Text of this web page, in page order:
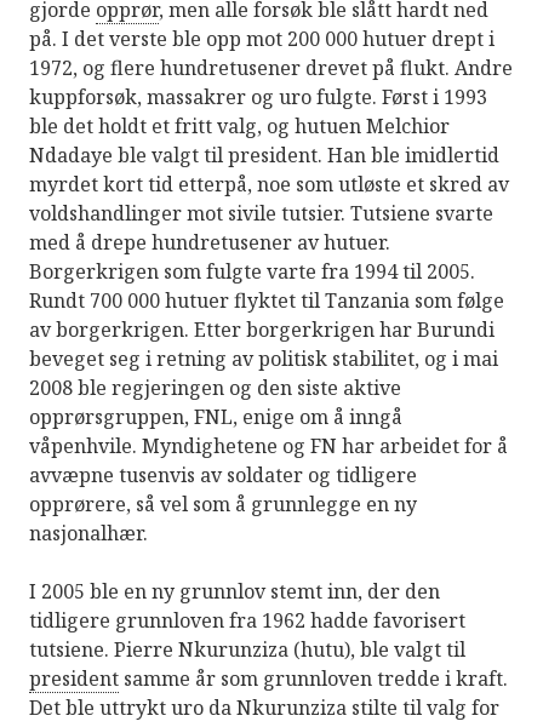
gjorde opprør, men alle forsøk ble slått hardt ned
på. I det verste ble opp mot 200 000 hutuer drept i
1972, og flere hundretusener drevet på flukt. Andre
kuppforsøk, massakrer og uro fulgte. Først i 1993
ble det holdt et fritt valg, og hutuen Melchior
Ndadaye ble valgt til president. Han ble imidlertid
myrdet kort tid etterpå, noe som utløste et skred av
voldshandlinger mot sivile tutsier. Tutsiene svarte
med å drepe hundretusener av hutuer.
Borgerkrigen som fulgte varte fra 1994 til 2005.
Rundt 700 000 hutuer flyktet til Tanzania som følge
av borgerkrigen. Etter borgerkrigen har Burundi
beveget seg i retning av politisk stabilitet, og i mai
2008 ble regjeringen og den siste aktive
opprørsgruppen, FNL, enige om å inngå
våpenhvile. Myndighetene og FN har arbeidet for å
avvæpne tusenvis av soldater og tidligere
opprørere, så vel som å grunnlegge en ny
nasjonalhær.
I 2005 ble en ny grunnlov stemt inn, der den
tidligere grunnloven fra 1962 hadde favorisert
tutsiene. Pierre Nkurunziza (hutu), ble valgt til
president samme år som grunnloven tredde i kraft.
Det ble uttrykt uro da Nkurunziza stilte til valg for